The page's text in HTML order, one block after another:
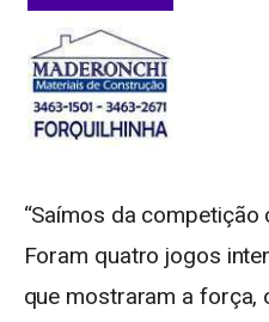
“Saímos da
Foram quatro jogos
que mostraram a força,